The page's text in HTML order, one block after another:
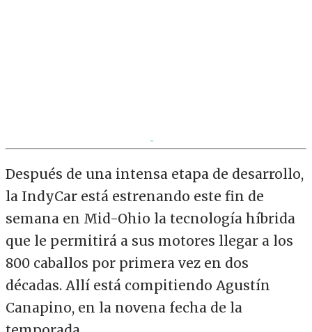
Después de una intensa etapa de desarrollo,
la IndyCar está estrenando este fin de
semana en Mid-Ohio la tecnología híbrida
que le permitirá a sus motores llegar a los
800 caballos por primera vez en dos
décadas. Allí está compitiendo Agustín
Canapino, en la novena fecha de la